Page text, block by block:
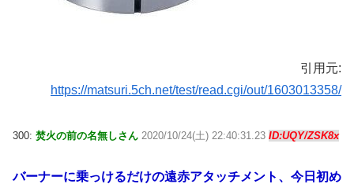
引用元:
https://matsuri.5ch.net/test/read.cgi/out/1603013358/
300: 焚火の前の名無しさん 2020/10/24(土) 22:40:31.23 ID:UQY/ZSK8x
バーナーに乗っけるだけの遠赤アタッチメント、今日初め